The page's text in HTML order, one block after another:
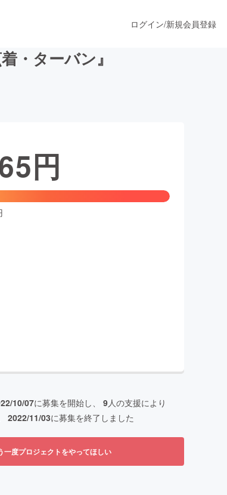
ファッション
ログイン/新規会員登録
・ターバン』
円
10/07に募集を開始し、 9人の支援により
2022/11/03に募集を終了しました
一度プロジェクトをやってほしい